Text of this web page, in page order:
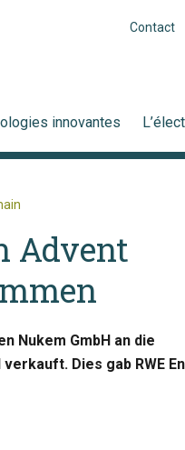
Contact
innovantes
Advent
Nukem GmbH an die
Dies gab RWE